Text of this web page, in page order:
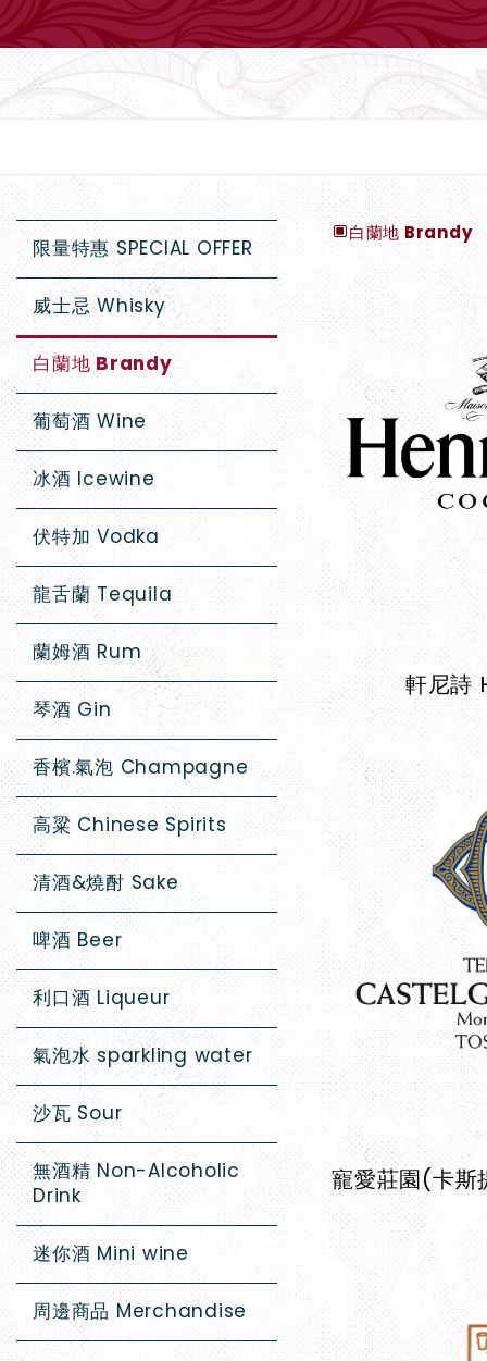
限量特惠 SPECIAL OFFER
威士忌 Whisky
白蘭地 Brandy
葡萄酒 Wine
冰酒 Icewine
伏特加 Vodka
龍舌蘭 Tequila
蘭姆酒 Rum
琴酒 Gin
香檳.氣泡 Champagne
高粱 Chinese Spirits
清酒&燒酎 Sake
啤酒 Beer
利口酒 Liqueur
氣泡水 sparkling water
沙瓦 Sour
無酒精 Non-Alcoholic
Drink
迷你酒 Mini wine
周邊商品 Merchandise
白蘭地 Brandy
軒尼詩